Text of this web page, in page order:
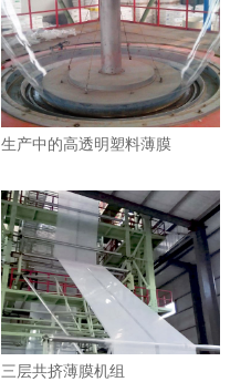
生产中的高透明塑料薄膜
三层共挤薄膜机组